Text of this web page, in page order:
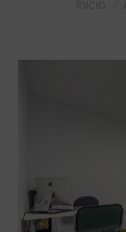
Inicio